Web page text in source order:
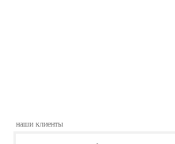
наши клиенты